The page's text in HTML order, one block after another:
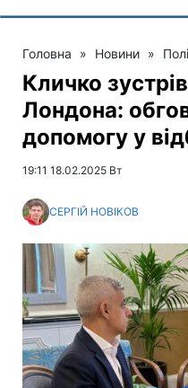
Головна » Новини »
Кличко
Лондона:
допомогу у
19:11 18.02.2025 Вт
СЕРГІЙ НОВІКОВ